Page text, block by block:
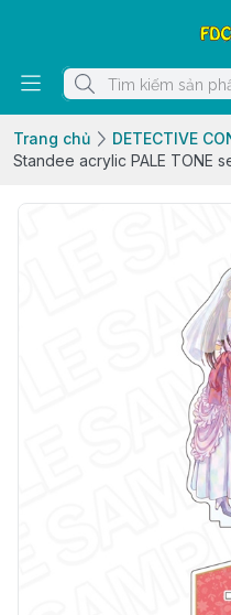
Trang chủ DETECTIVE
Standee acrylic PALE TONE